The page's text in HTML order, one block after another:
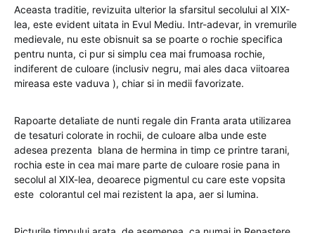
Aceasta traditie, revizuita ulterior la sfarsitul secolului al XIX-
lea, este evident uitata in Evul Mediu. Intr-adevar, in vremurile
medievale, nu este obisnuit sa se poarte o rochie specifica
pentru nunta, ci pur si simplu cea mai frumoasa rochie,
indiferent de culoare (inclusiv negru, mai ales daca viitoarea
mireasa este vaduva ), chiar si in medii favorizate.
Rapoarte detaliate de nunti regale din Franta arata utilizarea
de tesaturi colorate in rochii, de culoare alba unde este
adesea prezenta blana de hermina in timp ce printre tarani,
rochia este in cea mai mare parte de culoare rosie pana in
secolul al XIX-lea, deoarece pigmentul cu care este vopsita
este colorantul cel mai rezistent la apa, aer si lumina.